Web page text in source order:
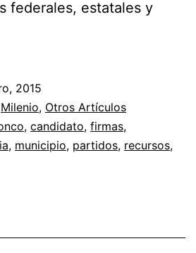
federales, estatales y
2015
Milenio, Otros Artículos
, candidato, firmas,
, municipio, partidos, recursos,